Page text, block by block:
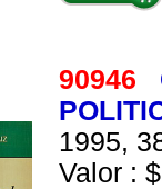
90946
1995,
Valor :